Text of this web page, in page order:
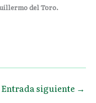
del Toro.
Entrada siguiente →